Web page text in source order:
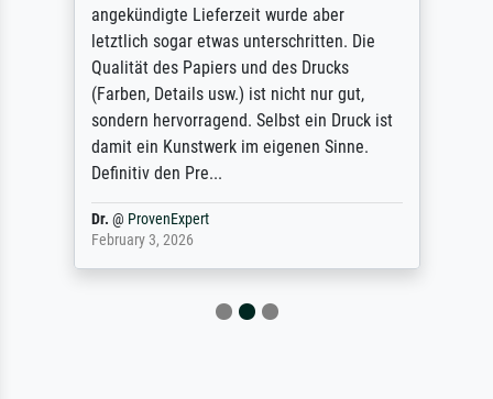
angekündigte Lieferzeit wurde aber
letztlich sogar etwas unterschritten. Die
Qualität des Papiers und des Drucks
(Farben, Details usw.) ist nicht nur gut,
sondern hervorragend. Selbst ein Druck ist
damit ein Kunstwerk im eigenen Sinne.
Definitiv den Pre...
Dr. @ ProvenExpert
February 3, 2026